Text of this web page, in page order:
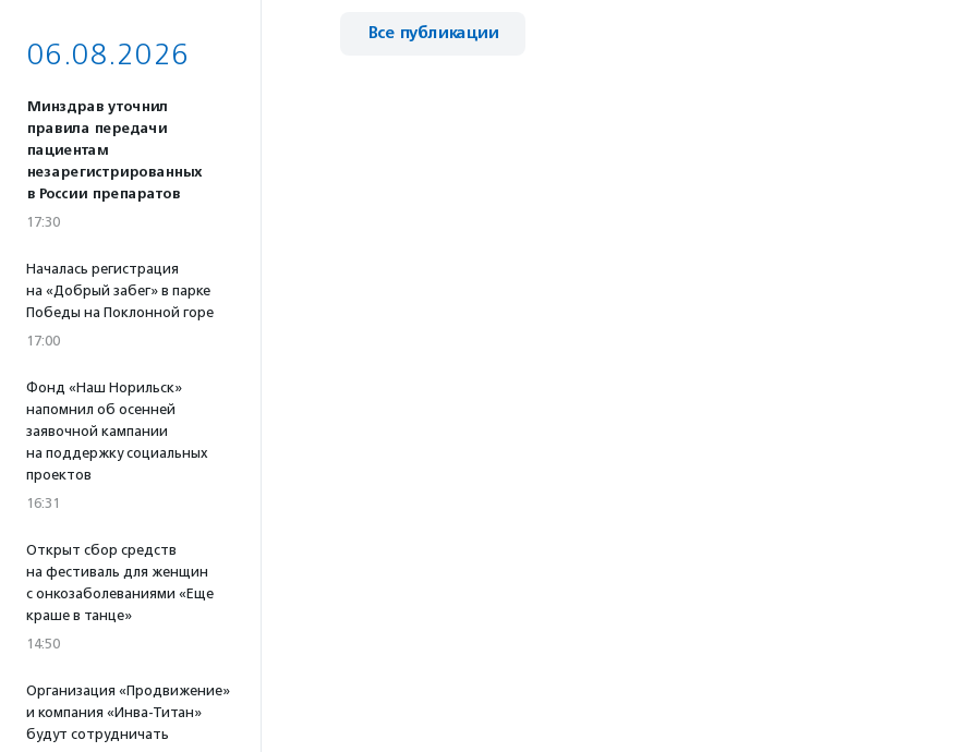
06.08.2026
Минздрав уточнил
правила передачи
пациентам
незарегистрированных
в России препаратов
17:30
Началась регистрация
на «Добрый забег» в парке
Победы на Поклонной горе
17:00
Фонд «Наш Норильск»
напомнил об осенней
заявочной кампании
на поддержку социальных
проектов
16:31
Открыт сбор средств
на фестиваль для женщин
с онкозаболеваниями «Еще
краше в танце»
14:50
Организация «Продвижение»
и компания «Инва-Титан»
будут сотрудничать
Все публикации